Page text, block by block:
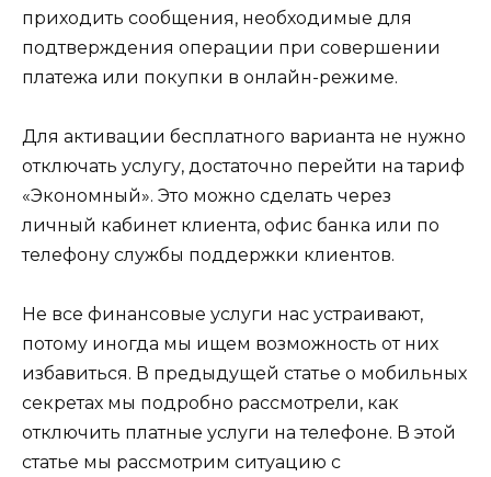
приходить сообщения, необходимые для
подтверждения операции при совершении
платежа или покупки в онлайн-режиме.
Для активации бесплатного варианта не нужно
отключать услугу, достаточно перейти на тариф
«Экономный». Это можно сделать через
личный кабинет клиента, офис банка или по
телефону службы поддержки клиентов.
Не все финансовые услуги нас устраивают,
потому иногда мы ищем возможность от них
избавиться. В предыдущей статье о мобильных
секретах мы подробно рассмотрели, как
отключить платные услуги на телефоне. В этой
статье мы рассмотрим ситуацию с